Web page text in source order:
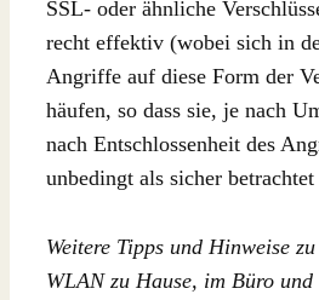
SSL- oder ähnliche
recht effektiv (wobei sich in
Angriffe auf diese Form der
häufen, so dass sie, je nach
nach Entschlossenheit des
unbedingt als sicher
Weitere Tipps und Hinweise
WLAN zu Hause, im Büro